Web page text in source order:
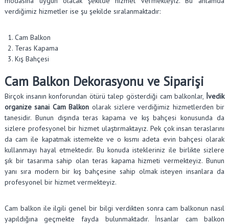
verdiğimiz hizmetler ise şu şekilde sıralanmaktadır:
Cam Balkon
Teras Kapama
Kış Bahçesi
Cam Balkon Dekorasyonu ve Siparişi
Birçok insanın konforundan ötürü talep gösterdiği cam balkonlar, İvedik
organize sanai Cam Balkon olarak sizlere verdiğimiz hizmetlerden bir
tanesidir. Bunun dışında teras kapama ve kış bahçesi konusunda da
sizlere profesyonel bir hizmet ulaştırmaktayız. Pek çok insan teraslarını
da cam ile kapatmak istemekte ve o kısmı adeta evin bahçesi olarak
kullanmayı hayal etmektedir. Bu konuda istekleriniz ile birlikte sizlere
şık bir tasarıma sahip olan teras kapama hizmeti vermekteyiz. Bunun
yanı sıra modern bir kış bahçesine sahip olmak isteyen insanlara da
profesyonel bir hizmet vermekteyiz.
Cam balkon ile ilgili genel bir bilgi verdikten sonra cam balkonun nasıl
yapıldığına geçmekte fayda bulunmaktadır. İnsanlar cam balkon